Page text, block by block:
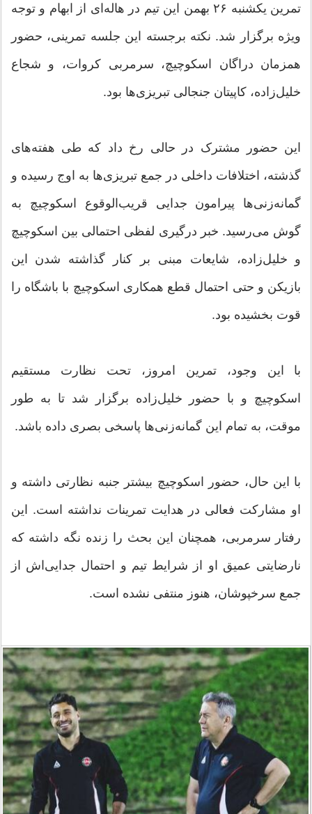
تمرین یکشنبه ۲۶ بهمن این تیم در هاله‌ای از ابهام و توجه
ویژه برگزار شد. نکته برجسته این جلسه تمرینی، حضور
همزمان دراگان اسکوچیچ، سرمربی کروات، و شجاع
خلیل‌زاده، کاپیتان جنجالی تبریزی‌ها بود.
این حضور مشترک در حالی رخ داد که طی هفته‌های
گذشته، اختلافات داخلی در جمع تبریزی‌ها به اوج رسیده و
گمانه‌زنی‌ها پیرامون جدایی قریب‌الوقوع اسکوچیچ به
گوش می‌رسید. خبر درگیری لفظی احتمالی بین اسکوچیچ
و خلیل‌زاده، شایعات مبنی بر کنار گذاشته شدن این
بازیکن و حتی احتمال قطع همکاری اسکوچیچ با باشگاه را
قوت بخشیده بود.
با این وجود، تمرین امروز، تحت نظارت مستقیم
اسکوچیچ و با حضور خلیل‌زاده برگزار شد تا به طور
موقت، به تمام این گمانه‌زنی‌ها پاسخی بصری داده باشد.
با این حال، حضور اسکوچیچ بیشتر جنبه نظارتی داشته و
او مشارکت فعالی در هدایت تمرینات نداشته است. این
رفتار سرمربی، همچنان این بحث را زنده نگه داشته که
نارضایتی عمیق او از شرایط تیم و احتمال جدایی‌اش از
جمع سرخپوشان، هنوز منتفی نشده است.